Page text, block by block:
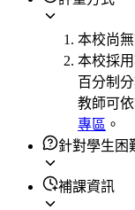
本校尚
本校採
百分制
教師可
專區 。
針對學生困
補課資訊